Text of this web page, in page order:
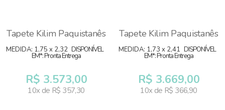
Tapete Kilim Paquistanês
MEDIDA: 1,75 x 2,32 DISPONÍVEL
EM*: Pronta Entrega
R$ 3.573,00
10x de R$ 357,30
Tapete Kilim Paquistanês
MEDIDA: 1,73 x 2,41 DISPONÍVEL
EM*: Pronta Entrega
R$ 3.669,00
10x de R$ 366,90